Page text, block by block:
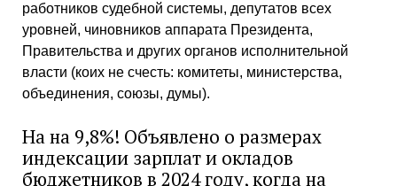
работников судебной системы, депутатов всех
уровней, чиновников аппарата Президента,
Правительства и других органов исполнительной
власти (коих не счесть: комитеты, министерства,
объединения, союзы, думы).
На на 9,8%! Объявлено о размерах
индексации зарплат и окладов
бюджетников в 2024 году, когда на